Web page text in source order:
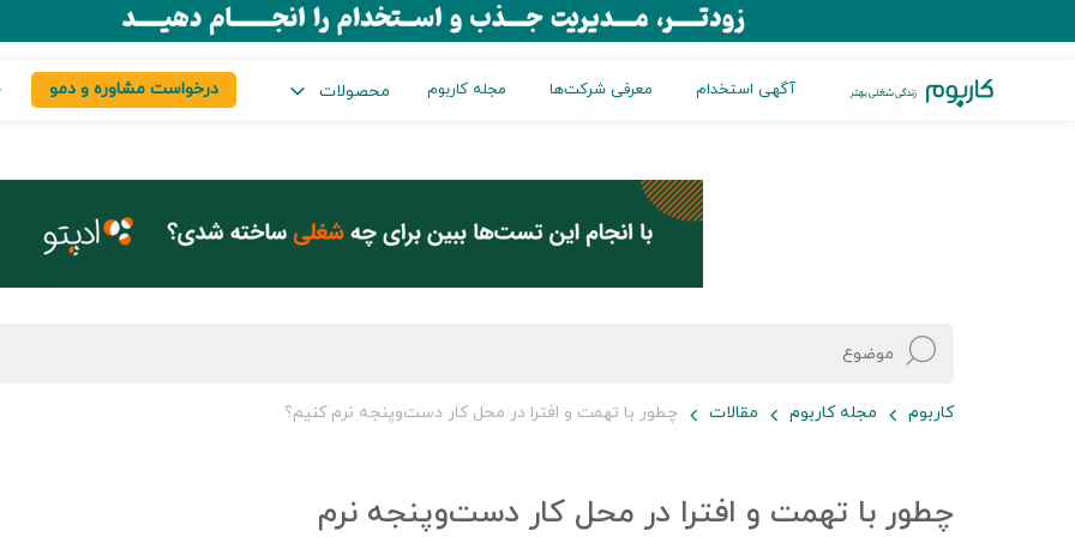
آگهی استخدام معرفی شرکت‌ها مجله کاربوم محصولات درخواست مشاوره و دمو
کاربوم مجله کاربوم مقالات چطور با تهمت و افترا در محل کار دست‌وپنجه نرم کنیم؟
چطور با تهمت و افترا در محل کار دست‌وپنجه نرم